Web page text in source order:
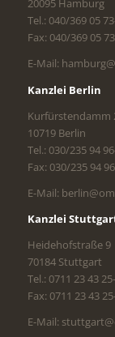
20095 Hamburg
Tel.: 040/369 05
Fax: 040/369 05
E-Mail:
Kanzlei Berlin
Kurfürstendamm
10719 Berlin
Tel.: 030/235 94
Fax: 030/235 94
E-Mail:
Kanzlei
Heidehofstraße 9
70184 Stuttgart
Tel.: 0711 23 43
Fax: 0711 23 43
E-Mail: